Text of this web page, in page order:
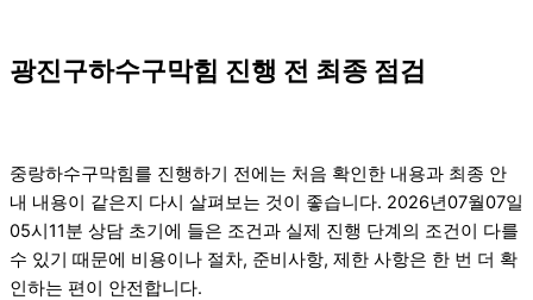
광진구하수구막힘 진행 전 최종 점검
중랑하수구막힘를 진행하기 전에는 처음 확인한 내용과 최종 안
내 내용이 같은지 다시 살펴보는 것이 좋습니다. 2026년07월07일
05시11분 상담 초기에 들은 조건과 실제 진행 단계의 조건이 다를
수 있기 때문에 비용이나 절차, 준비사항, 제한 사항은 한 번 더 확
인하는 편이 안전합니다.